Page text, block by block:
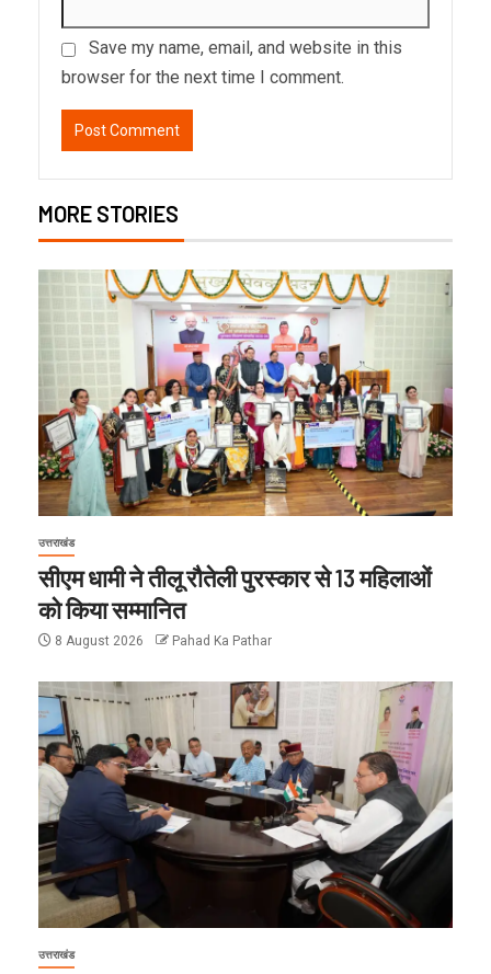
Save my name, email, and website in this
browser for the next time I comment.
MORE STORIES
उत्तराखंड
सीएम धामी ने तीलू रौतेली पुरस्कार से 13 महिलाओं
को किया सम्मानित
8 August 2026 Pahad Ka Pathar
उत्तराखंड